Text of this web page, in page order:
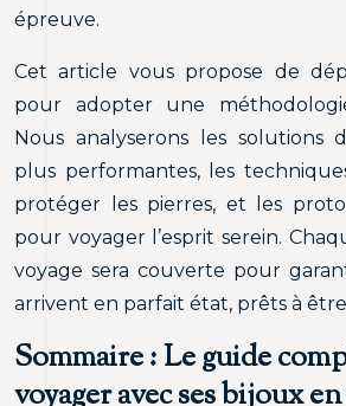
épreuve.
Cet article vous propose de
pour adopter une
Nous analyserons les solutions
plus performantes, les
protéger les pierres, et les
pour voyager l’esprit serein.
voyage sera couverte pour
arrivent en parfait état, prêts à
Sommaire : Le guide
voyager avec ses bijoux